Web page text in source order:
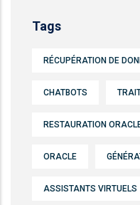
Tags
RÉCUPÉRATION DE
CHATBOTS
RESTAURATION
ORACLE
ASSISTANTS VIRTUELS